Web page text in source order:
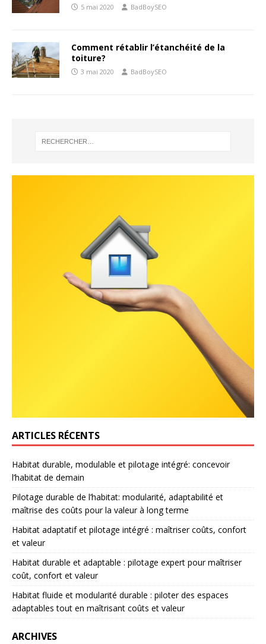
5 mai 2020 BadBoySEO
Comment rétablir l’étanchéité de la
toiture?
3 mai 2020 BadBoySEO
ARTICLES RÉCENTS
Habitat durable, modulable et pilotage intégré: concevoir
l’habitat de demain
Pilotage durable de l’habitat: modularité, adaptabilité et
maîtrise des coûts pour la valeur à long terme
Habitat adaptatif et pilotage intégré : maîtriser coûts, confort
et valeur
Habitat durable et adaptable : pilotage expert pour maîtriser
coût, confort et valeur
Habitat fluide et modularité durable : piloter des espaces
adaptables tout en maîtrisant coûts et valeur
ARCHIVES